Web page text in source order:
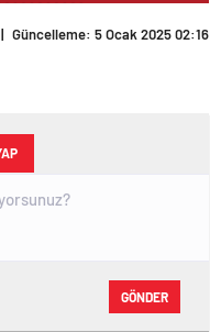
| Güncelleme: 5 Ocak 2025 02:16
GÖNDER